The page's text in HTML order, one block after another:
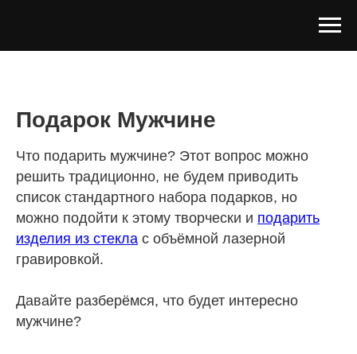
Подарок Мужчине
Что подарить мужчине? Этот вопрос можно
решить традиционно, не будем приводить
список стандартного набора подарков, но
можно подойти к этому творчески и подарить
изделия из стекла с объёмной лазерной
гравировкой.
Давайте разберёмся, что будет интересно
мужчине?